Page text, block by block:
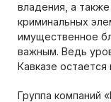
владения, а
криминальных
имущественное
важным. Ведь
Кавказе
Группа компаний